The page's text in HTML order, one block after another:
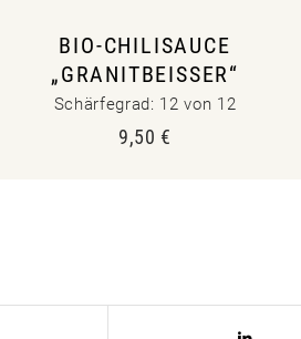
BIO-CHILISAUCE
„GRANITBEISSER“
Schärfegrad: 12 von 12
9,50 €